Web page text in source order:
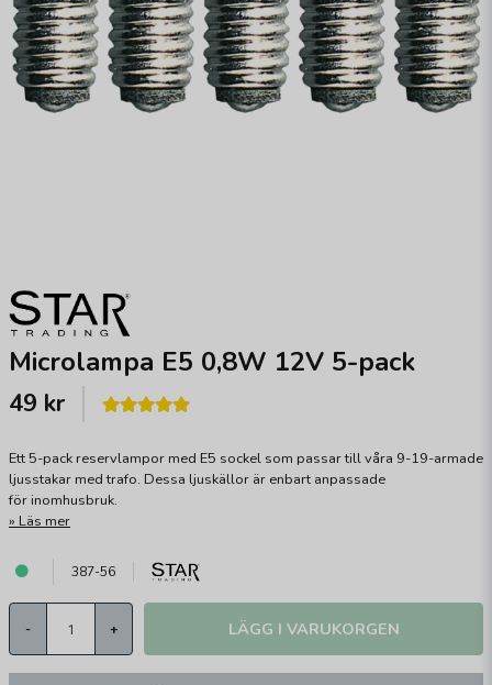
Microlampa E5 0,8W 12V 5-pack
49 kr
Ett 5-pack reservlampor med E5 sockel som passar till våra 9-19-armade
ljusstakar med trafo. Dessa ljuskällor är enbart anpassade
för inomhusbruk.
Läs mer
387-56
- + LÄGG I VARUKORGEN